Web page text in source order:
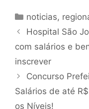
Categorias
noticias,
Hospital São
com salários e
inscrever
Concurso
Salários de até
os Níveis!